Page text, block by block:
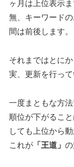
ヶ月は上位表示
無、キーワード
間は前後します。
それまではとに
実、更新を行って
一度まともな方
順位が下がるこ
しても上位から
これが 「王道」の